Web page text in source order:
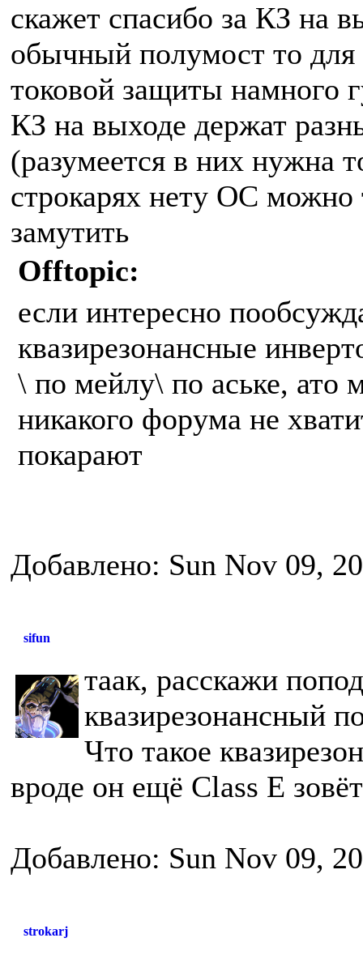
скажет спасибо за КЗ на
обычный полумост то для
токовой защиты намного
КЗ на выходе держат
(разумеется в них нужна
строкарях нету ОС можно
замутить
Offtopic:
если интересно
квазирезонансные
\ по мейлу\ по аське, ато
никакого форума не
покарают
Добавлено: Sun Nov 09,
sifun
таак, расскажи
квазирезонансный
Что такое
вроде он ещё Class E
Добавлено: Sun Nov 09,
strokarj